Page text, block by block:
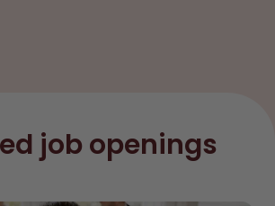
job openings